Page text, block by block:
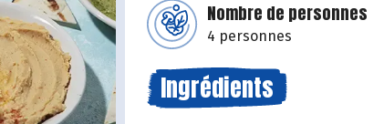
Nombre de personnes
4 personnes
Ingrédients